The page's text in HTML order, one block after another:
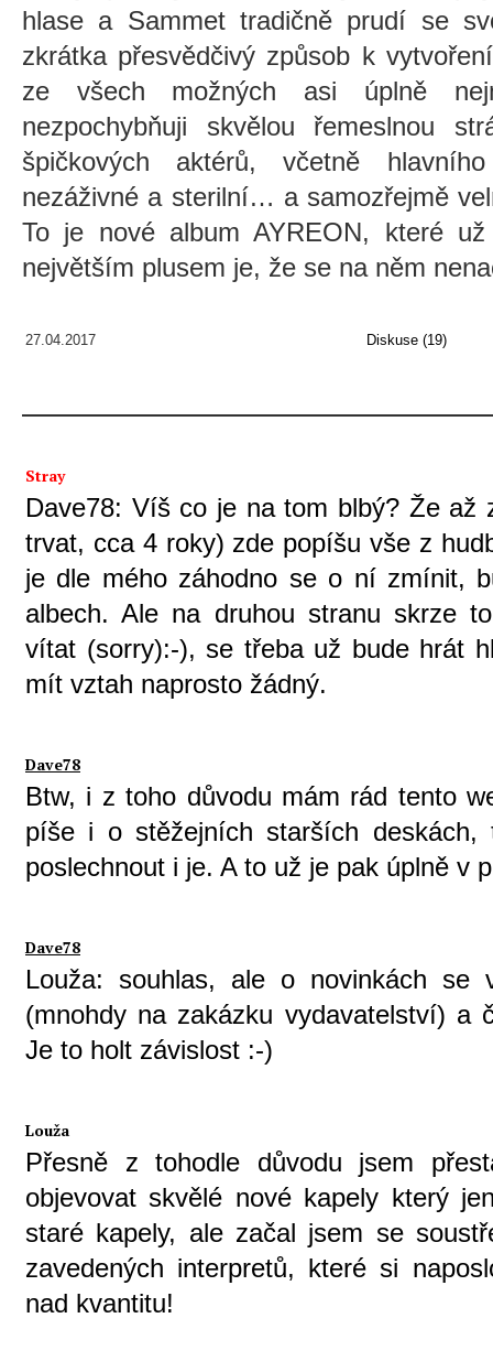
hlase a Sammet tradičně prudí se
zkrátka přesvědčivý způsob k
ze všech možných asi úplně
nezpochybňuji skvělou řemeslnou
špičkových aktérů, včetně
nezáživné a sterilní… a samozřejmě
To je nové album AYREON, které
největším plusem je, že se na něm
27.04.2017 Diskuse (19)
Stray
Dave78: Víš co je na tom blbý? Že až
trvat, cca 4 roky) zde popíšu vše z
je dle mého záhodno se o ní zmínit,
albech. Ale na druhou stranu skrze
vítat (sorry):-), se třeba už bude hrát
mít vztah naprosto žádný.
Dave78
Btw, i z toho důvodu mám rád tento
píše i o stěžejních starších
poslechnout i je. A to už je pak úplně v
Dave78
Louža: souhlas, ale o novinkách se
(mnohdy na zakázku vydavatelství) a
Je to holt závislost :-)
Louža
Přesně z tohodle důvodu jsem
objevovat skvělé nové kapely který
staré kapely, ale začal jsem se
zavedených interpretů, které si
nad kvantitu!